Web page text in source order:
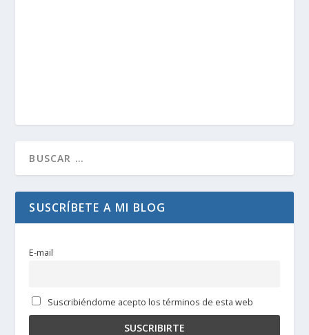
SUSCRÍBETE A MI BLOG
E-mail
Suscribiéndome acepto los términos de esta web